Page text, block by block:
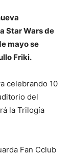
Star Wars de
mayo se
Friki.
celebrando 10
del
la Trilogía
Fan Cclub